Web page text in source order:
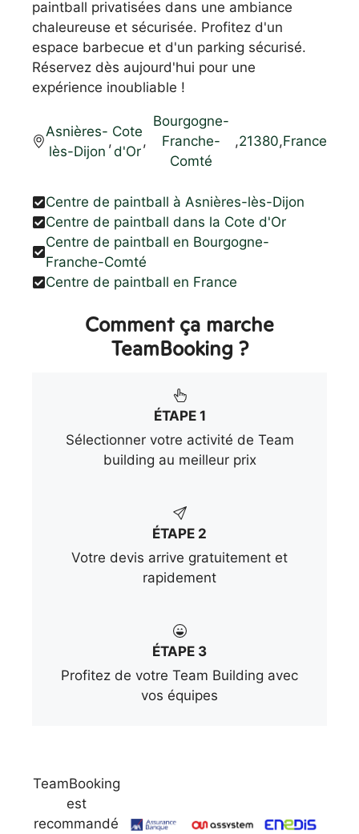
paintball privatisées dans une ambiance
chaleureuse et sécurisée. Profitez d'un
espace barbecue et d'un parking sécurisé.
Réservez dès aujourd'hui pour une
expérience inoubliable !
Asnières-
lès-Dijon
,
Cote
d'Or
,
Bourgogne-
Franche-
Comté
,21380,France
Centre de paintball à Asnières-lès-Dijon
Centre de paintball dans la Cote d'Or
Centre de paintball en Bourgogne-
Franche-Comté
Centre de paintball en France
Comment ça marche
TeamBooking ?
ÉTAPE 1
Sélectionner votre activité de Team
building au meilleur prix
ÉTAPE 2
Votre devis arrive gratuitement et
rapidement
ÉTAPE 3
Profitez de votre Team Building avec
vos équipes
TeamBooking
est
recommandé